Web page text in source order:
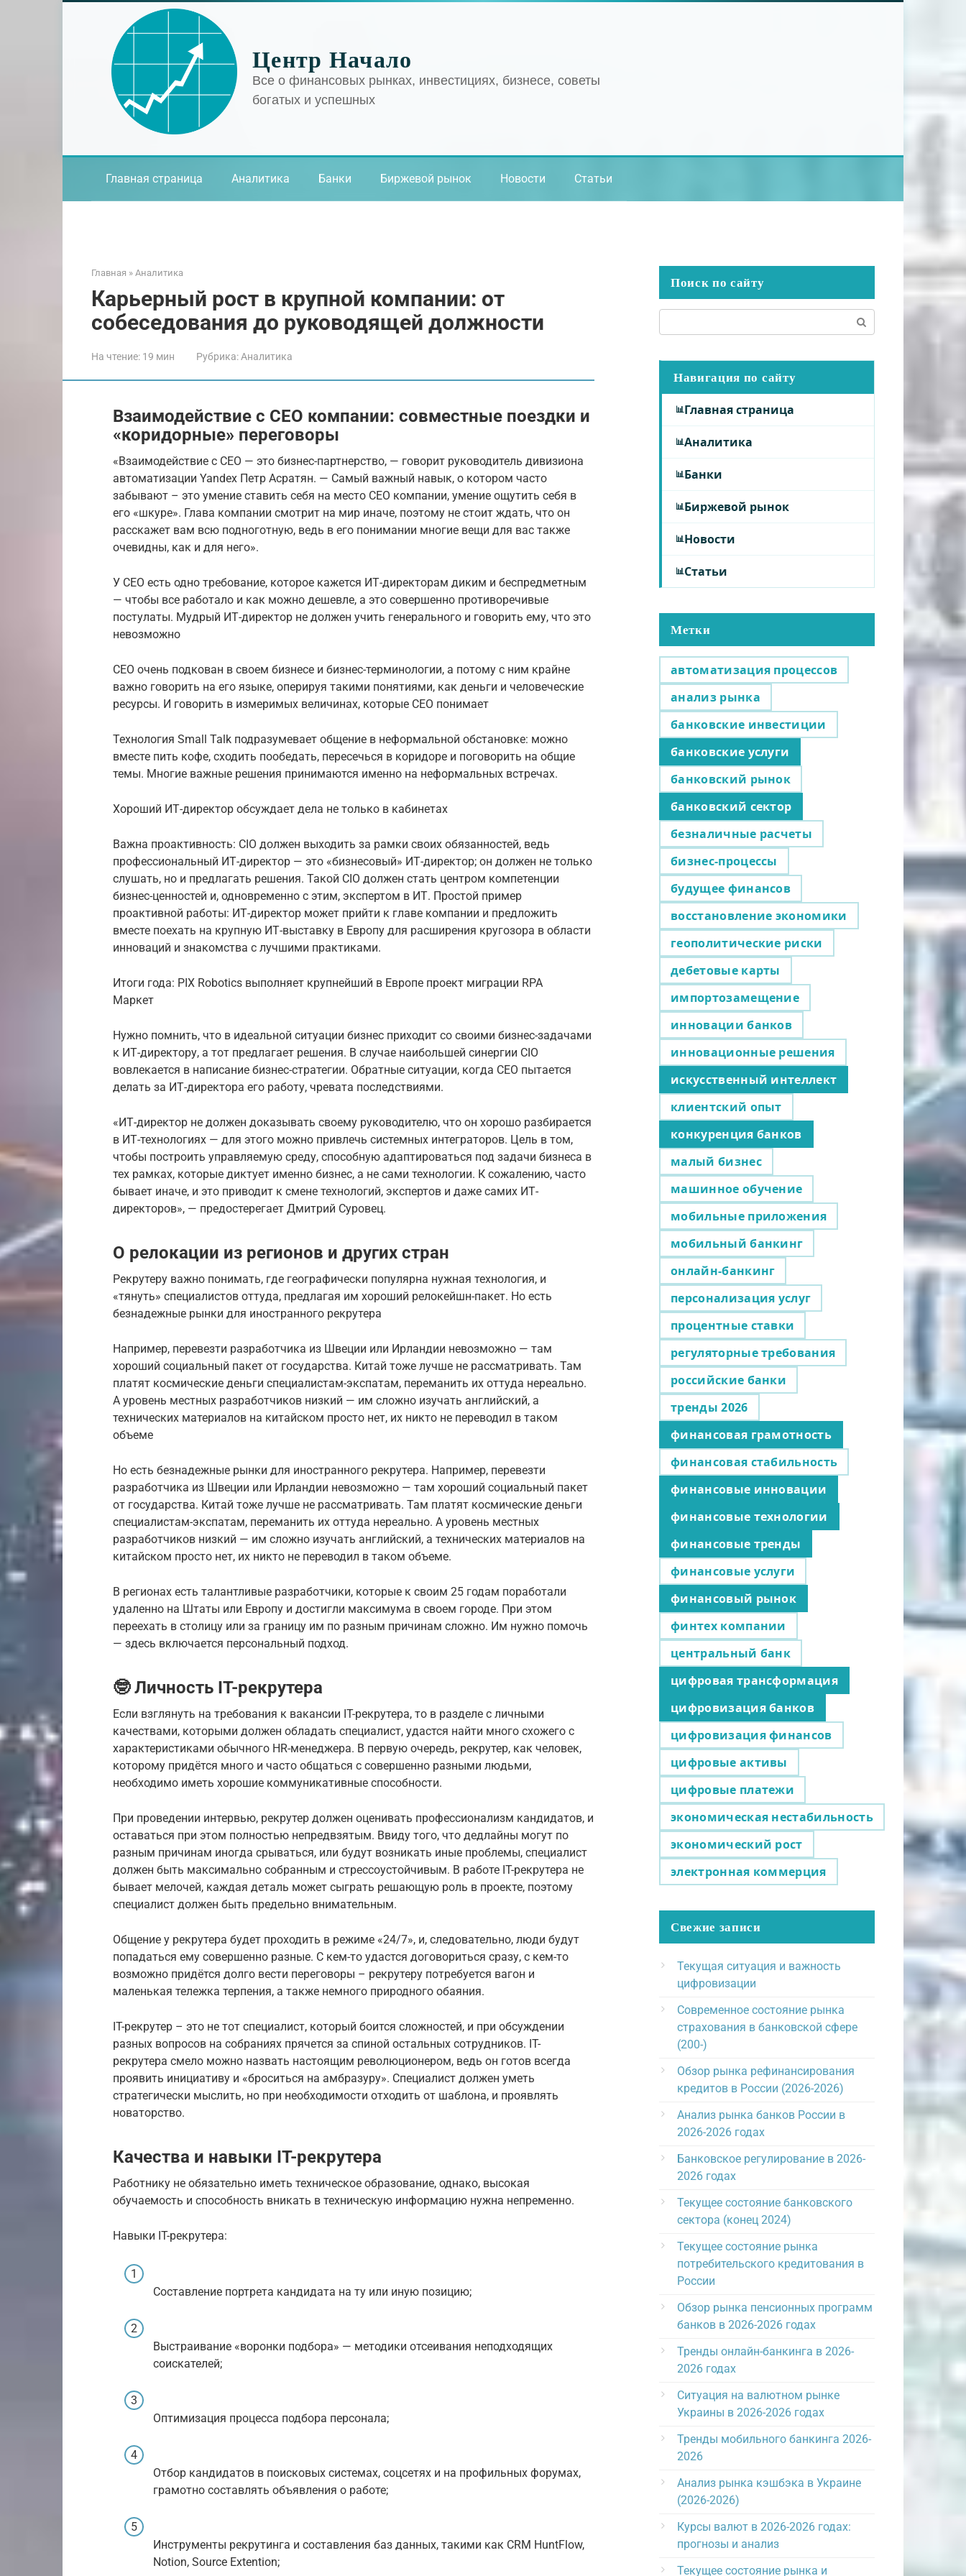
Центр Начало
Все о финансовых рынках, инвестициях, бизнесе, советы
богатых и успешных
Главная страница Аналитика Банки Биржевой рынок Новости Статьи
Главная » Аналитика
Карьерный рост в крупной компании: от
собеседования до руководящей должности
На чтение: 19 мин Рубрика: Аналитика
Взаимодействие с СЕО компании: совместные поездки и
«коридорные» переговоры
«Взаимодействие с СЕО — это бизнес-партнерство, — говорит руководитель дивизиона
автоматизации Yandex Петр Асратян. — Самый важный навык, о котором часто
забывают – это умение ставить себя на место СЕО компании, умение ощутить себя в
его «шкуре». Глава компании смотрит на мир иначе, поэтому не стоит ждать, что он
расскажет вам всю подноготную, ведь в его понимании многие вещи для вас также
очевидны, как и для него».
У СЕО есть одно требование, которое кажется ИТ-директорам диким и беспредметным
— чтобы все работало и как можно дешевле, а это совершенно противоречивые
постулаты. Мудрый ИТ-директор не должен учить генерального и говорить ему, что это
невозможно
СЕО очень подкован в своем бизнесе и бизнес-терминологии, а потому с ним крайне
важно говорить на его языке, оперируя такими понятиями, как деньги и человеческие
ресурсы. И говорить в измеримых величинах, которые СЕО понимает
Технология Small Talk подразумевает общение в неформальной обстановке: можно
вместе пить кофе, сходить пообедать, пересечься в коридоре и поговорить на общие
темы. Многие важные решения принимаются именно на неформальных встречах.
Хороший ИТ-директор обсуждает дела не только в кабинетах
Важна проактивность: CIO должен выходить за рамки своих обязанностей, ведь
профессиональный ИТ-директор — это «бизнесовый» ИТ-директор; он должен не только
слушать, но и предлагать решения. Такой CIO должен стать центром компетенции
бизнес-ценностей и, одновременно с этим, экспертом в ИТ. Простой пример
проактивной работы: ИТ-директор может прийти к главе компании и предложить
вместе поехать на крупную ИТ-выставку в Европу для расширения кругозора в области
инноваций и знакомства с лучшими практиками.
Итоги года: PIX Robotics выполняет крупнейший в Европе проект миграции RPA
Маркет
Нужно помнить, что в идеальной ситуации бизнес приходит со своими бизнес-задачами
к ИТ-директору, а тот предлагает решения. В случае наибольшей синергии CIO
вовлекается в написание бизнес-стратегии. Обратные ситуации, когда CEO пытается
делать за ИТ-директора его работу, чревата последствиями.
«ИТ-директор не должен доказывать своему руководителю, что он хорошо разбирается
в ИТ-технологиях — для этого можно привлечь системных интеграторов. Цель в том,
чтобы построить управляемую среду, способную адаптироваться под задачи бизнеса в
тех рамках, которые диктует именно бизнес, а не сами технологии. К сожалению, часто
бывает иначе, и это приводит к смене технологий, экспертов и даже самих ИТ-
директоров», — предостерегает Дмитрий Суровец.
О релокации из регионов и других стран
Рекрутеру важно понимать, где географически популярна нужная технология, и
«тянуть» специалистов оттуда, предлагая им хороший релокейшн-пакет. Но есть
безнадежные рынки для иностранного рекрутера
Например, перевезти разработчика из Швеции или Ирландии невозможно — там
хороший социальный пакет от государства. Китай тоже лучше не рассматривать. Там
платят космические деньги специалистам-экспатам, переманить их оттуда нереально.
А уровень местных разработчиков низкий — им сложно изучать английский, а
технических материалов на китайском просто нет, их никто не переводил в таком
объеме
Но есть безнадежные рынки для иностранного рекрутера. Например, перевезти
разработчика из Швеции или Ирландии невозможно — там хороший социальный пакет
от государства. Китай тоже лучше не рассматривать. Там платят космические деньги
специалистам-экспатам, переманить их оттуда нереально. А уровень местных
разработчиков низкий — им сложно изучать английский, а технических материалов на
китайском просто нет, их никто не переводил в таком объеме.
В регионах есть талантливые разработчики, которые к своим 25 годам поработали
удаленно на Штаты или Европу и достигли максимума в своем городе. При этом
переехать в столицу или за границу им по разным причинам сложно. Им нужно помочь
— здесь включается персональный подход.
🤓 Личность IT-рекрутера
Если взглянуть на требования к вакансии IT-рекрутера, то в разделе с личными
качествами, которыми должен обладать специалист, удастся найти много схожего с
характеристиками обычного HR-менеджера. В первую очередь, рекрутер, как человек,
которому придётся много и часто общаться с совершенно разными людьми,
необходимо иметь хорошие коммуникативные способности.
При проведении интервью, рекрутер должен оценивать профессионализм кандидатов, и
оставаться при этом полностью непредвзятым. Ввиду того, что дедлайны могут по
разным причинам иногда срываться, или будут возникать иные проблемы, специалист
должен быть максимально собранным и стрессоустойчивым. В работе IT-рекрутера не
бывает мелочей, каждая деталь может сыграть решающую роль в проекте, поэтому
специалист должен быть предельно внимательным.
Общение у рекрутера будет проходить в режиме «24/7», и, следовательно, люди будут
попадаться ему совершенно разные. С кем-то удастся договориться сразу, с кем-то
возможно придётся долго вести переговоры – рекрутеру потребуется вагон и
маленькая тележка терпения, а также немного природного обаяния.
IT-рекрутер – это не тот специалист, который боится сложностей, и при обсуждении
разных вопросов на собраниях прячется за спиной остальных сотрудников. IT-
рекрутера смело можно назвать настоящим революционером, ведь он готов всегда
проявить инициативу и «броситься на амбразуру». Специалист должен уметь
стратегически мыслить, но при необходимости отходить от шаблона, и проявлять
новаторство.
Качества и навыки IT-рекрутера
Работнику не обязательно иметь техническое образование, однако, высокая
обучаемость и способность вникать в техническую информацию нужна непременно.
Навыки IT-рекрутера:
Составление портрета кандидата на ту или иную позицию;
Выстраивание «воронки подбора» — методики отсеивания неподходящих
соискателей;
Оптимизация процесса подбора персонала;
Отбор кандидатов в поисковых системах, соцсетях и на профильных форумах,
грамотно составлять объявления о работе;
Инструменты рекрутинга и составления баз данных, такими как CRM HuntFlow,
Notion, Source Extention;
Поиск по сайту
Навигация по сайту
Главная страница
Аналитика
Банки
Биржевой рынок
Новости
Статьи
Метки
автоматизация процессов
анализ рынка
банковские инвестиции
банковские услуги
банковский рынок
банковский сектор
безналичные расчеты
бизнес-процессы
будущее финансов
восстановление экономики
геополитические риски
дебетовые карты
импортозамещение
инновации банков
инновационные решения
искусственный интеллект
клиентский опыт
конкуренция банков
малый бизнес
машинное обучение
мобильные приложения
мобильный банкинг
онлайн-банкинг
персонализация услуг
процентные ставки
регуляторные требования
российские банки
тренды 2026
финансовая грамотность
финансовая стабильность
финансовые инновации
финансовые технологии
финансовые тренды
финансовые услуги
финансовый рынок
финтех компании
центральный банк
цифровая трансформация
цифровизация банков
цифровизация финансов
цифровые активы
цифровые платежи
экономическая нестабильность
экономический рост
электронная коммерция
Свежие записи
Текущая ситуация и важность
цифровизации
Современное состояние рынка
страхования в банковской сфере
(200-)
Обзор рынка рефинансирования
кредитов в России (2026-2026)
Анализ рынка банков России в
2026-2026 годах
Банковское регулирование в 2026-
2026 годах
Текущее состояние банковского
сектора (конец 2024)
Текущее состояние рынка
потребительского кредитования в
России
Обзор рынка пенсионных программ
банков в 2026-2026 годах
Тренды онлайн-банкинга в 2026-
2026 годах
Ситуация на валютном рынке
Украины в 2026-2026 годах
Тренды мобильного банкинга 2026-
2026
Анализ рынка кэшбэка в Украине
(2026-2026)
Курсы валют в 2026-2026 годах:
прогнозы и анализ
Текущее состояние рынка и